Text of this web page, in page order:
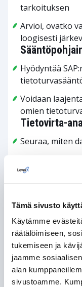
Tämä sivusto
Käytämme
räätälöimiseen,
tukemiseen ja
jaamme
alan
sivustoamme.
Tietovirta-
Seuraa, miten
saastuneita
Mallintunnistus
Hyödyntää
funktiokutsut)
Merkitsee
tarkoituksen
Arvioi, ovatko
loogisesti
Hyödyntää
Voidaan
omien